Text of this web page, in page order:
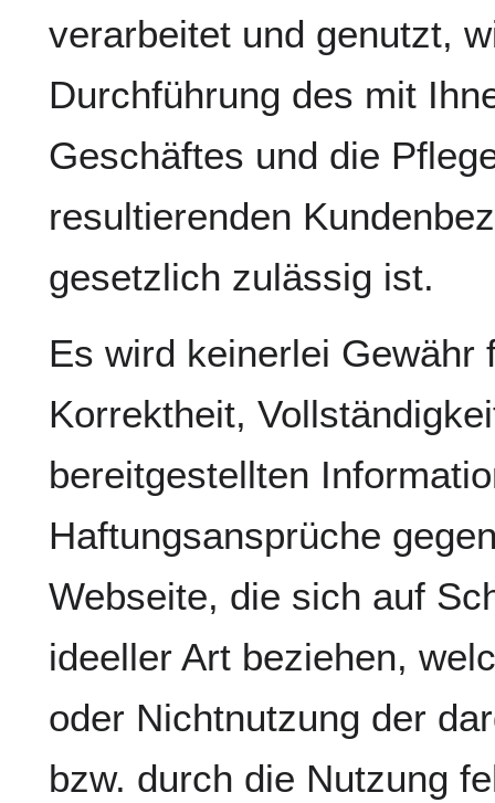
verarbeitet und genutzt,
Durchführung des mit
Geschäftes und die
resultierenden
gesetzlich zulässig ist.
Es wird keinerlei Gewähr
Korrektheit,
bereitgestellten
Haftungsansprüche
Webseite, die sich auf
ideeller Art beziehen,
oder Nichtnutzung der
bzw. durch die Nutzung